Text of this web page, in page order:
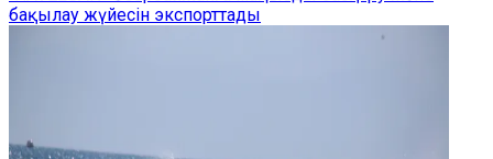
бақылау жүйесін экспорттады